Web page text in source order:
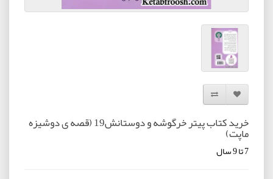
افزودن به لیست دلخواه
مقایسه این محصول
خرید کتاب پیتر خرگوشه و دوستانش19 (قصه ی دوشیزه
ماپت)
7 تا 9 سال